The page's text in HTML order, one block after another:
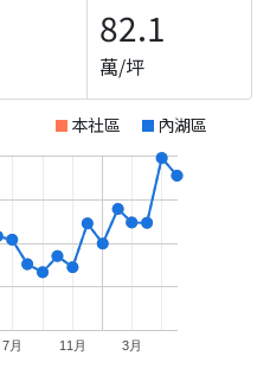
82.1
萬/坪
本社區 內湖區
7月 11月 3月